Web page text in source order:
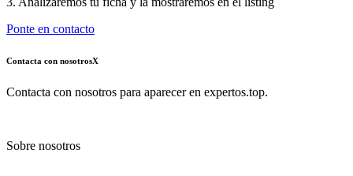
Ponte en contacto
Contacta con nosotrosX
Contacta con nosotros para aparecer en expertos.top.
Sobre nosotros